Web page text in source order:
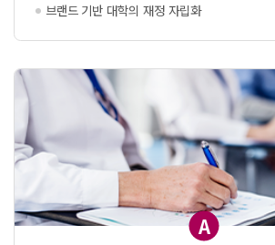
브랜드 기반 대학의 재정 자립화
A